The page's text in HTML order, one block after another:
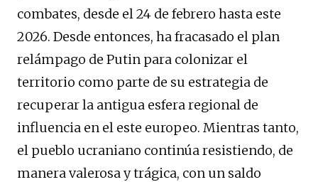
combates, desde el 24 de febrero hasta este
2026. Desde entonces, ha fracasado el plan
relámpago de Putin para colonizar el
territorio como parte de su estrategia de
recuperar la antigua esfera regional de
influencia en el este europeo. Mientras tanto,
el pueblo ucraniano continúa resistiendo, de
manera valerosa y trágica, con un saldo